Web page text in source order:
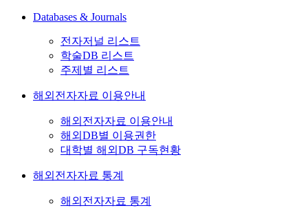
Databases & Journals
전자저널 리스트
학술DB 리스트
주제별 리스트
해외전자자료 이용안내
해외전자자료 이용안내
해외DB별 이용권한
대학별 해외DB 구독현황
해외전자자료 통계
해외전자자료 통계